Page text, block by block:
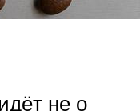
не о